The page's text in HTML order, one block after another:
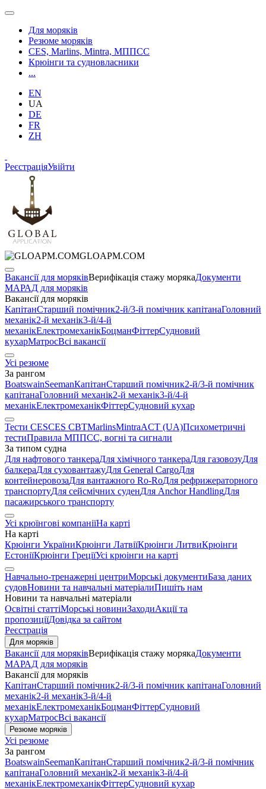
Для моряків
Резюме моряків
CES, Marlins, Mintra, МППСС
Крюінги та судновласники
...
EN
UA
DE
FR
ZH
РеєстраціяУвійти
GLOAPM.COM
Вакансії для моряківВерифікація стажу морякаДокументи
МАРАД для моряків
Вакансії для моряків
КапітанСтарший помічник2-й/3-й помічник капітанаГоловний
механік2-й механік3-й/4-й
механікЕлектромеханікБоцманФіттерСудновий
кухарМатросВсі вакансії
Усі резюме
За рангом
BoatswainSeemanКапітанСтарший помічник2-й/3-й помічник
капітанаГоловний механік2-й механік3-й/4-й
механікЕлектромеханікФіттерСудновий кухар
Тести CESCES CBTMarlinsMintraACT (UA)Психометричні
тестиПравила МППСС, вогні та сигнали
За типом судна
Для нафтового танкераДля хімічного танкераДля газовозуДля
балкераДля суховантажуДля General CargoДля
контейнеровозаДля вантажного Ro-RoДля рефрижераторного
транспортуДля сейсмічних суденДля Anchor HandlingДля
пасажирського транспорту
Усі крюїнгові компаніїНа карті
На карті
Крюінги УкраїниКрюінги ЛатвіїКрюінги ЛитвиКрюінги
ЕстоніїКрюінги ГреціїУсі крюінги на карті
Навчально-тренажерні центриМорські документиБаза даних
судовНовини та навчальні матеріалиПишіть нам
Новини та навчальні матеріали
Освітні статтіМорські новиниЗаходиАкції та
пропозиціїДовідка за сайтом
Реєстрація
Для моряків
Вакансії для моряківВерифікація стажу морякаДокументи
МАРАД для моряків
Вакансії для моряків
КапітанСтарший помічник2-й/3-й помічник капітанаГоловний
механік2-й механік3-й/4-й
механікЕлектромеханікБоцманФіттерСудновий
кухарМатросВсі вакансії
Резюме моряків
Усі резюме
За рангом
BoatswainSeemanКапітанСтарший помічник2-й/3-й помічник
капітанаГоловний механік2-й механік3-й/4-й
механікЕлектромеханікФіттерСудновий кухар